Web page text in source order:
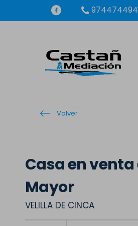
974474494
Volver
Casa en venta
Mayor
VELILLA DE CINCA